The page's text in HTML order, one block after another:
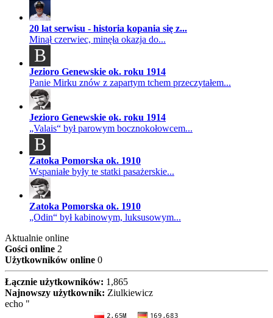
20 lat serwisu - historia kopania się z...
Minął czerwiec, minęła okazja do...
B
Jezioro Genewskie ok. roku 1914
Panie Mirku znów z zapartym tchem przeczytałem...
Jezioro Genewskie ok. roku 1914
„Valais“ był parowym bocznokołowcem...
B
Zatoka Pomorska ok. 1910
Wspaniałe były te statki pasażerskie...
Zatoka Pomorska ok. 1910
„Odin“ był kabinowym, luksusowym...
Aktualnie online
Gości online 2
Użytkowników online 0
Łącznie użytkowników: 1,865
Najnowszy użytkownik: Ziulkiewicz
echo "